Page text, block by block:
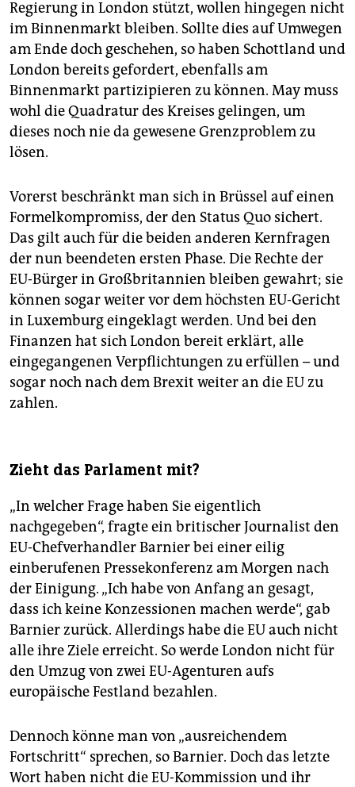
Regierung in London stützt, wollen hingegen nicht
im Binnenmarkt bleiben. Sollte dies auf Umwegen
am Ende doch geschehen, so haben Schottland und
London bereits gefordert, ebenfalls am
Binnenmarkt partizipieren zu können. May muss
wohl die Quadratur des Kreises gelingen, um
dieses noch nie da gewesene Grenzproblem zu
lösen.
Vorerst beschränkt man sich in Brüssel auf einen
Formelkompromiss, der den Status Quo sichert.
Das gilt auch für die beiden anderen Kernfragen
der nun beendeten ersten Phase. Die Rechte der
EU-Bürger in Großbritannien bleiben gewahrt; sie
können sogar weiter vor dem höchsten EU-Gericht
in Luxemburg eingeklagt werden. Und bei den
Finanzen hat sich London bereit erklärt, alle
eingegangenen Verpflichtungen zu erfüllen – und
sogar noch nach dem Brexit weiter an die EU zu
zahlen.
Zieht das Parlament mit?
„In welcher Frage haben Sie eigentlich
nachgegeben“, fragte ein britischer Journalist den
EU-Chefverhandler Barnier bei einer eilig
einberufenen Pressekonferenz am Morgen nach
der Einigung. „Ich habe von Anfang an gesagt,
dass ich keine Konzessionen machen werde“, gab
Barnier zurück. Allerdings habe die EU auch nicht
alle ihre Ziele erreicht. So werde London nicht für
den Umzug von zwei EU-Agenturen aufs
europäische Festland bezahlen.
Dennoch könne man von „ausreichendem
Fortschritt“ sprechen, so Barnier. Doch das letzte
Wort haben nicht die EU-Kommission und ihr